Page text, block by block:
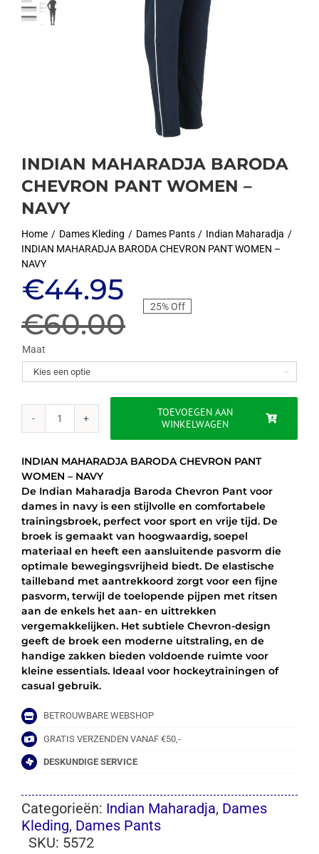
INDIAN MAHARADJA BARODA
CHEVRON PANT WOMEN –
NAVY
Home Dames Kleding Dames Pants
Indian Maharadja
INDIAN MAHARADJA BARODA CHEVRON PANT WOMEN –
NAVY
€60.00
Oorspronkelijke
prijs
was:
€60.00.
€44.95
Huidige
prijs
is:
€44.95.
25% Off
Maat

INDIAN
MAHARADJA
WOMEN
NAVY
aantal
TOEVOEGEN AAN
WINKELWAGEN
INDIAN MAHARADJA BARODA CHEVRON PANT
WOMEN – NAVY
De Indian Maharadja Baroda Chevron Pant voor
dames in navy is een stijlvolle en comfortabele
trainingsbroek, perfect voor sport en vrije tijd. De
broek is gemaakt van hoogwaardig, soepel
materiaal en heeft een aansluitende pasvorm die
optimale bewegingsvrijheid biedt. De elastische
tailleband met aantrekkoord zorgt voor een fijne
pasvorm, terwijl de toelopende pijpen met ritsen
aan de enkels het aan- en uittrekken
vergemakkelijken. Het subtiele Chevron-design
geeft de broek een moderne uitstraling, en de
handige zakken bieden voldoende ruimte voor
kleine essentials. Ideaal voor hockeytrainingen of
casual gebruik.
BETROUWBARE WEBSHOP
GRATIS VERZENDEN VANAF €50,-
DESKUNDIGE SERVICE
Categorieën: Indian Maharadja, Dames
Kleding, Dames Pants
SKU: 5572